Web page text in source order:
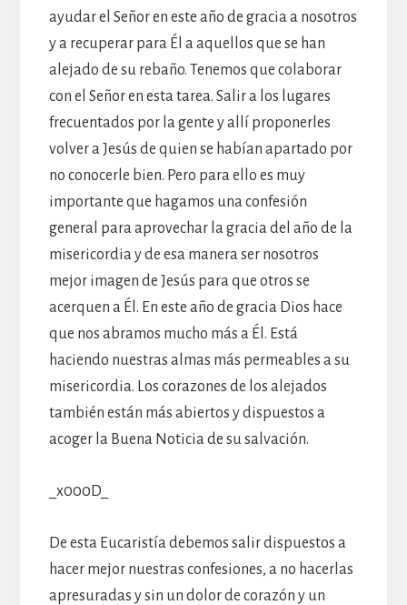
ayudar el Señor en este año de gracia a nosotros
y a recuperar para Él a aquellos que se han
alejado de su rebaño. Tenemos que colaborar
con el Señor en esta tarea. Salir a los lugares
frecuentados por la gente y allí proponerles
volver a Jesús de quien se habían apartado por
no conocerle bien. Pero para ello es muy
importante que hagamos una confesión
general para aprovechar la gracia del año de la
misericordia y de esa manera ser nosotros
mejor imagen de Jesús para que otros se
acerquen a Él. En este año de gracia Dios hace
que nos abramos mucho más a Él. Está
haciendo nuestras almas más permeables a su
misericordia. Los corazones de los alejados
también están más abiertos y dispuestos a
acoger la Buena Noticia de su salvación.
_x000D_
De esta Eucaristía debemos salir dispuestos a
hacer mejor nuestras confesiones, a no hacerlas
apresuradas y sin un dolor de corazón y un